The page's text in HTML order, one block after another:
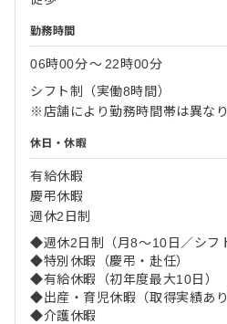
勤務時間
06時00分〜 22時00分
シフト制（実働8時間）
※店舗により勤務時間帯は異なり
休日・休暇
有給休暇
慶弔休暇
週休2日制
◆週休2日制（月8～10日／シフ
◆特別休暇（慶弔・赴任）
◆有給休暇（初年度最大10日）
◆出産・育児休暇（取得実績あり
◆介護休暇